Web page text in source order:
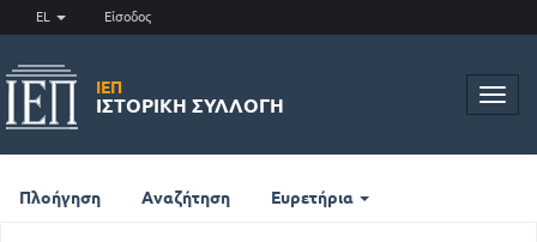
EL Είσοδος
ΙΕΠ
ΙΣΤΟΡΙΚΉ ΣΥΛΛΟΓΉ
Πλοήγηση Αναζήτηση Ευρετήρια